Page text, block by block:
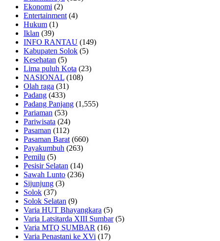
Ekonomi (2)
Entertainment (4)
Hukum (1)
Iklan (39)
INFO RANTAU (149)
Kabupaten Solok (5)
Kesehatan (5)
Lima puluh Kota (23)
NASIONAL (108)
Olah raga (31)
Padang (433)
Padang Panjang (1,555)
Pariaman (53)
Pariwisata (24)
Pasaman (112)
Pasaman Barat (660)
Payakumbuh (263)
Pemilu (5)
Pesisir Selatan (14)
Sawah Lunto (236)
Sijunjung (3)
Solok (37)
Solok Selatan (9)
Varia HUT Bhayangkara (5)
Varia Latsitarda XIII Sumbar(5)
Varia MTQ SUMBAR (16)
Varia Penastani ke XVi (17)